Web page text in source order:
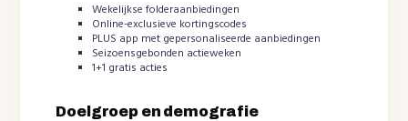
Wekelijkse folderaanbiedingen
Online-exclusieve kortingscodes
PLUS app met gepersonaliseerde aanbiedingen
Seizoensgebonden actieweken
1+1 gratis acties
Doelgroep en demografie